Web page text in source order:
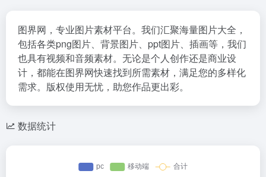
图界网，专业图片素材平台。我们汇聚海量图片大全，
包括各类png图片、背景图片、ppt图片、插画等，我们
也具有视频和音频素材。无论是个人创作还是商业设
计，都能在图界网快速找到所需素材，满足您的多样化
需求。版权使用无忧，助您作品更出彩。
数据统计